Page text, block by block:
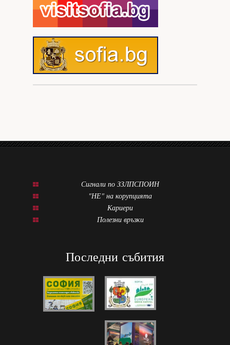
Сигнали по ЗЗЛПСПОИН
"НЕ" на корупцията
Кариери
Полезни връзки
Последни събития